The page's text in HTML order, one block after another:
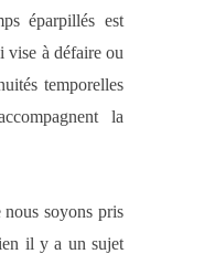
éparpillés est
vise à défaire ou
temporelles
la
nous soyons pris
il y a un sujet